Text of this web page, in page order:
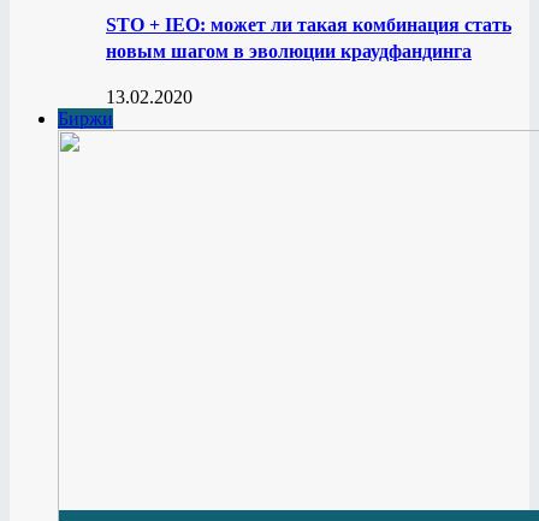
STO + IEO: может ли такая комбинация стать
новым шагом в эволюции краудфандинга
13.02.2020
Биржи